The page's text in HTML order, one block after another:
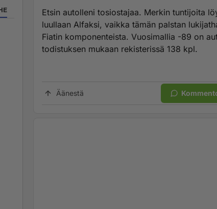
Etsin autolleni tosiostajaa. Merkin tuntijoita
luullaan Alfaksi, vaikka tämän palstan
Fiatin komponenteista. Vuosimallia -89 on
todistuksen mukaan rekisterissä 138 kpl.
Äänestä